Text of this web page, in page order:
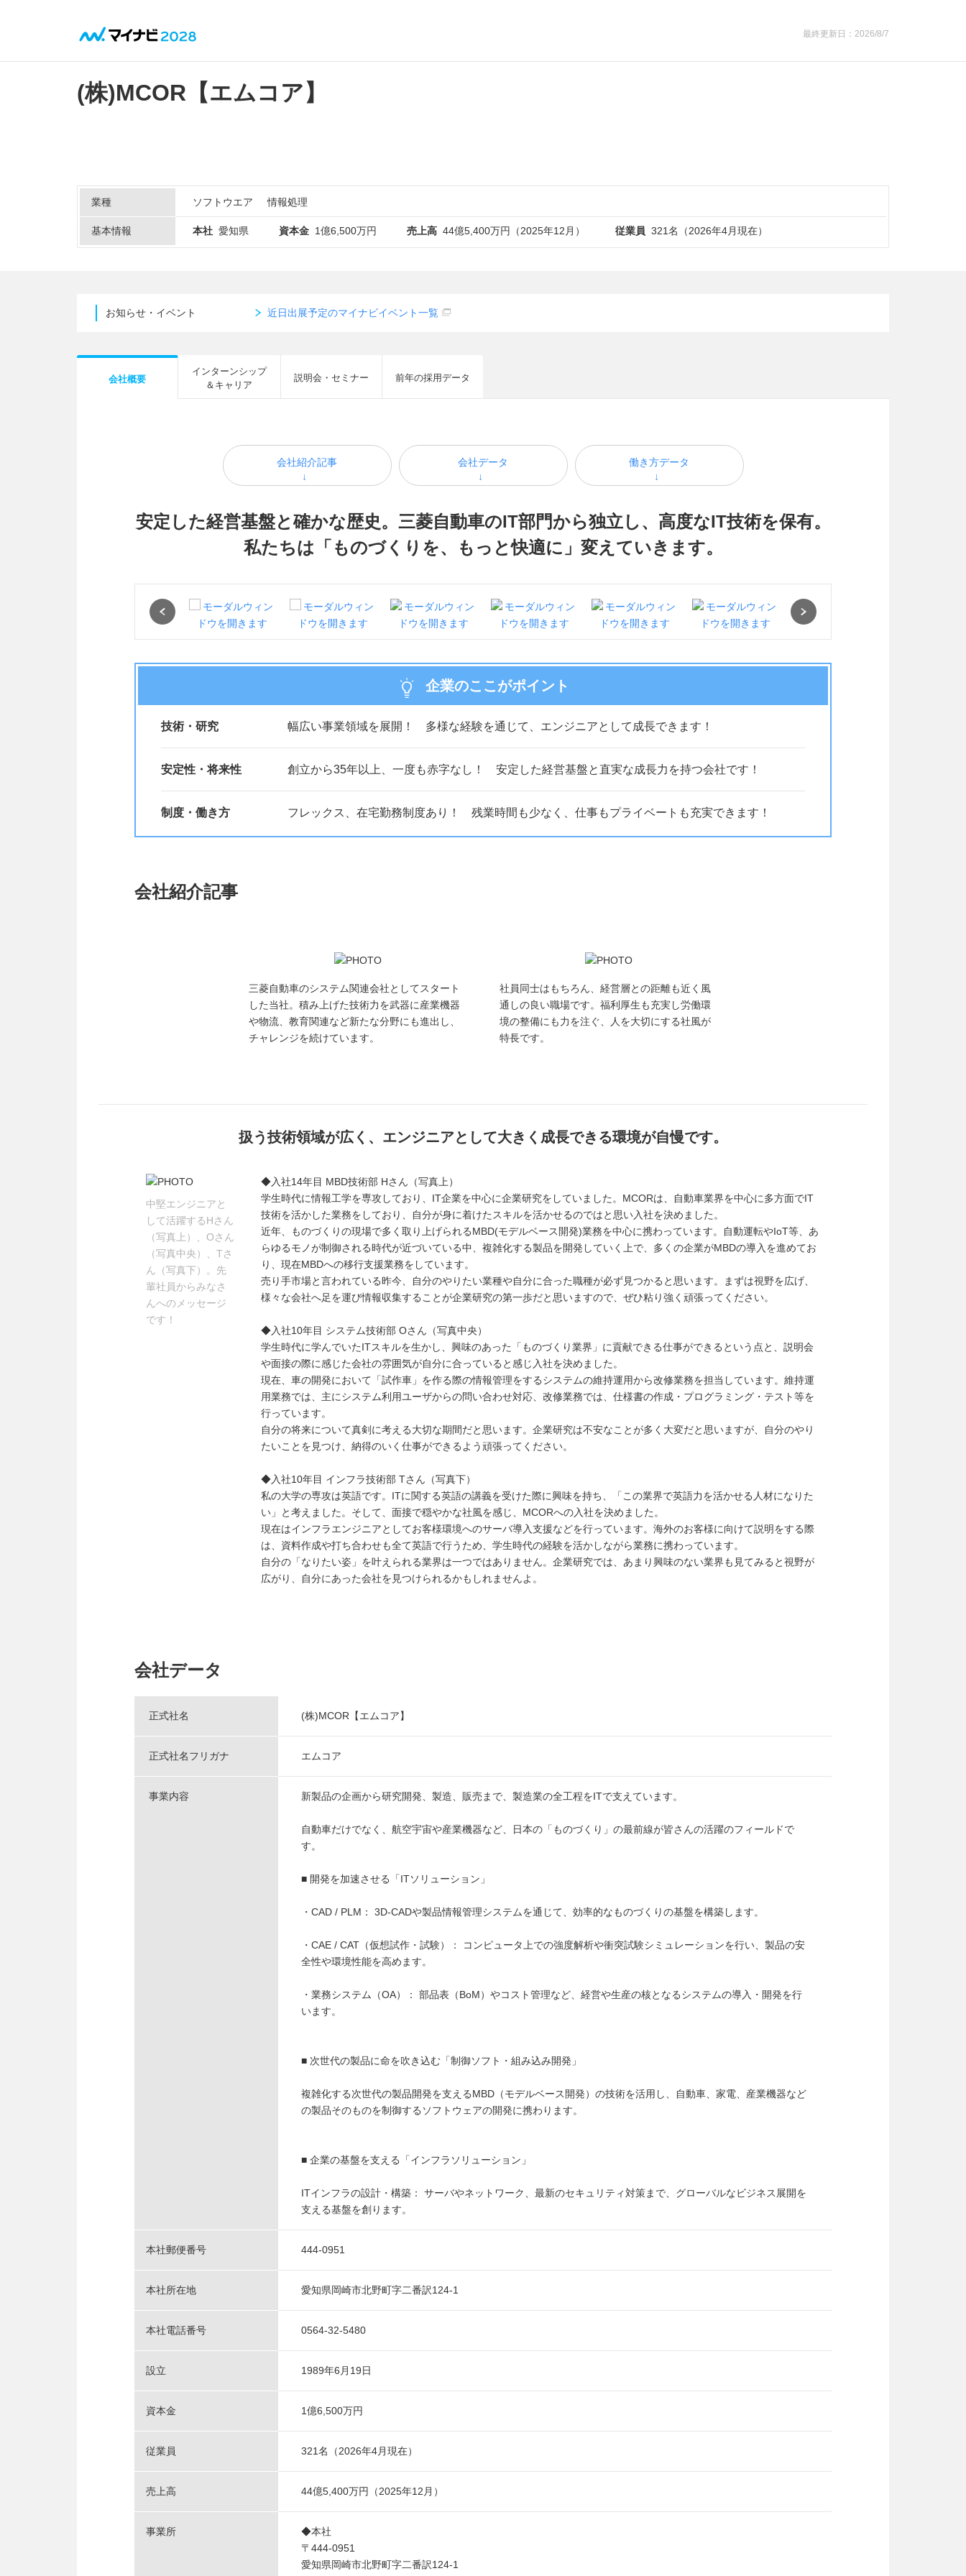
最終更新日：2026/8/7
(株)MCOR【エムコア】
業種 ソフトウエア 情報処理
基本情報 本社 愛知県 資本金 1億6,500万円 売上高 44億5,400万円（2025年12月） 従業員 321名（2026年4月現在）
お知らせ・イベント 近日出展予定のマイナビイベント一覧
会社概要
インターンシップ
＆キャリア
説明会・セミナー 前年の採用データ
会社紹介記事 会社データ 働き方データ
安定した経営基盤と確かな歴史。三菱自動車のIT部門から独立し、高度なIT技術を保有。
私たちは「ものづくりを、もっと快適に」変えていきます。
企業のここがポイント
技術・研究 幅広い事業領域を展開！ 多様な経験を通じて、エンジニアとして成長できます！
安定性・将来性 創立から35年以上、一度も赤字なし！ 安定した経営基盤と直実な成長力を持つ会社です！
制度・働き方 フレックス、在宅勤務制度あり！ 残業時間も少なく、仕事もプライベートも充実できます！
会社紹介記事
三菱自動車のシステム関連会社としてスタート
した当社。積み上げた技術力を武器に産業機器
や物流、教育関連など新たな分野にも進出し、
チャレンジを続けています。
社員同士はもちろん、経営層との距離も近く風
通しの良い職場です。福利厚生も充実し労働環
境の整備にも力を注ぐ、人を大切にする社風が
特長です。
扱う技術領域が広く、エンジニアとして大きく成長できる環境が自慢です。
中堅エンジニアと
して活躍するHさん
（写真上）、Oさん
（写真中央）、Tさ
ん（写真下）。先
輩社員からみなさ
んへのメッセージ
です！
◆入社14年目 MBD技術部 Hさん（写真上）
学生時代に情報工学を専攻しており、IT企業を中心に企業研究をしていました。MCORは、自動車業界を中心に多方面でIT
技術を活かした業務をしており、自分が身に着けたスキルを活かせるのではと思い入社を決めました。
近年、ものづくりの現場で多く取り上げられるMBD(モデルベース開発)業務を中心に携わっています。自動運転やIoT等、あ
らゆるモノが制御される時代が近づいている中、複雑化する製品を開発していく上で、多くの企業がMBDの導入を進めてお
り、現在MBDへの移行支援業務をしています。
売り手市場と言われている昨今、自分のやりたい業種や自分に合った職種が必ず見つかると思います。まずは視野を広げ、
様々な会社へ足を運び情報収集することが企業研究の第一歩だと思いますので、ぜひ粘り強く頑張ってください。
◆入社10年目 システム技術部 Oさん（写真中央）
学生時代に学んでいたITスキルを生かし、興味のあった「ものづくり業界」に貢献できる仕事ができるという点と、説明会
や面接の際に感じた会社の雰囲気が自分に合っていると感じ入社を決めました。
現在、車の開発において「試作車」を作る際の情報管理をするシステムの維持運用から改修業務を担当しています。維持運
用業務では、主にシステム利用ユーザからの問い合わせ対応、改修業務では、仕様書の作成・プログラミング・テスト等を
行っています。
自分の将来について真剣に考える大切な期間だと思います。企業研究は不安なことが多く大変だと思いますが、自分のやり
たいことを見つけ、納得のいく仕事ができるよう頑張ってください。
◆入社10年目 インフラ技術部 Tさん（写真下）
私の大学の専攻は英語です。ITに関する英語の講義を受けた際に興味を持ち、「この業界で英語力を活かせる人材になりた
い」と考えました。そして、面接で穏やかな社風を感じ、MCORへの入社を決めました。
現在はインフラエンジニアとしてお客様環境へのサーバ導入支援などを行っています。海外のお客様に向けて説明をする際
は、資料作成や打ち合わせも全て英語で行うため、学生時代の経験を活かしながら業務に携わっています。
自分の「なりたい姿」を叶えられる業界は一つではありません。企業研究では、あまり興味のない業界も見てみると視野が
広がり、自分にあった会社を見つけられるかもしれませんよ。
会社データ
正式社名 (株)MCOR【エムコア】
正式社名フリガナ エムコア
事業内容 新製品の企画から研究開発、製造、販売まで、製造業の全工程をITで支えています。
自動車だけでなく、航空宇宙や産業機器など、日本の「ものづくり」の最前線が皆さんの活躍のフィールドで
す。
■ 開発を加速させる「ITソリューション」
・CAD / PLM： 3D-CADや製品情報管理システムを通じて、効率的なものづくりの基盤を構築します。
・CAE / CAT（仮想試作・試験）： コンピュータ上での強度解析や衝突試験シミュレーションを行い、製品の安
全性や環境性能を高めます。
・業務システム（OA）： 部品表（BoM）やコスト管理など、経営や生産の核となるシステムの導入・開発を行
います。
■ 次世代の製品に命を吹き込む「制御ソフト・組み込み開発」
複雑化する次世代の製品開発を支えるMBD（モデルベース開発）の技術を活用し、自動車、家電、産業機器など
の製品そのものを制御するソフトウェアの開発に携わります。
■ 企業の基盤を支える「インフラソリューション」
ITインフラの設計・構築： サーバやネットワーク、最新のセキュリティ対策まで、グローバルなビジネス展開を
支える基盤を創ります。
本社郵便番号 444-0951
本社所在地 愛知県岡崎市北野町字二番訳124-1
本社電話番号 0564-32-5480
設立 1989年6月19日
資本金 1億6,500万円
従業員 321名（2026年4月現在）
売上高 44億5,400万円（2025年12月）
事業所
◆本社
〒444-0951
愛知県岡崎市北野町字二番訳124-1